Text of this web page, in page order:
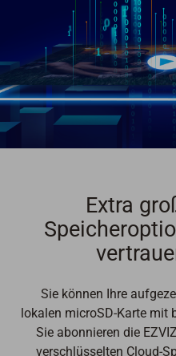
Extra
Sie können Ihre
lokalen microSD-Karte mit
Sie abonnieren die
verschlüsselten Cloud-